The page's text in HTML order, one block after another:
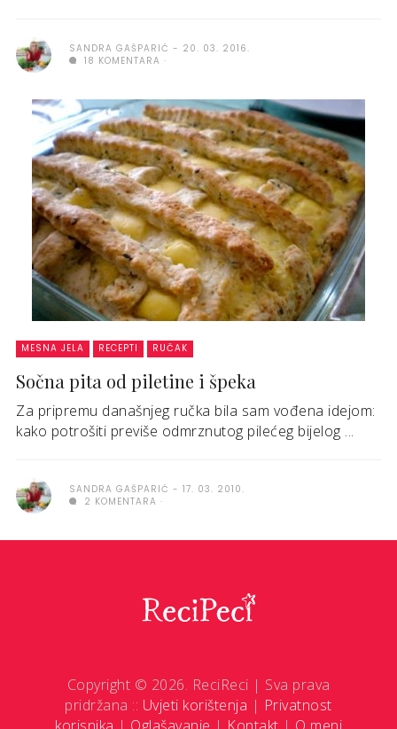
SANDRA GAŠPARIĆ
20. 03. 2016.
18 KOMENTARA
MESNA JELA RECEPTI RUČAK
Sočna pita od piletine i špeka
Za pripremu današnjeg ručka bila sam vođena idejom:
kako potrošiti previše odmrznutog pilećeg bijelog ...
SANDRA GAŠPARIĆ
17. 03. 2010.
2 KOMENTARA
Copyright © 2026. ReciReci | Sva prava
pridržana :: Uvjeti korištenja | Privatnost